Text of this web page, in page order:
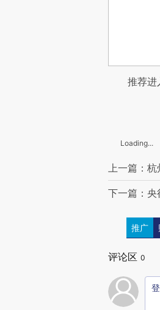
推荐进
Loading...
上一篇：
下一篇：央
推广
评论区 0